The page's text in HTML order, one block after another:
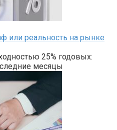
или реальность на рынке
25% годовых:
месяцы